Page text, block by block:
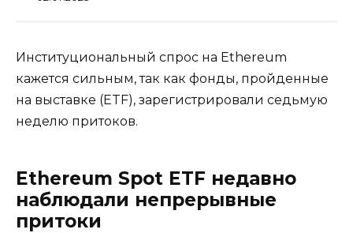
Институциональный спрос на Ethereum
кажется сильным, так как фонды, пройденные
на выставке (ETF), зарегистрировали седьмую
неделю притоков.
Ethereum Spot ETF недавно
наблюдали непрерывные
притоки